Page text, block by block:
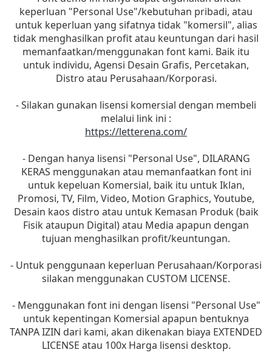
keperluan "Personal Use"/kebutuhan pribadi, atau
untuk keperluan yang sifatnya tidak "komersil", alias
tidak menghasilkan profit atau keuntungan dari hasil
memanfaatkan/menggunakan font kami. Baik itu
untuk individu, Agensi Desain Grafis, Percetakan,
Distro atau Perusahaan/Korporasi.
- Silakan gunakan lisensi komersial dengan membeli
melalui link ini :
https://letterena.com/
- Dengan hanya lisensi "Personal Use", DILARANG
KERAS menggunakan atau memanfaatkan font ini
untuk kepeluan Komersial, baik itu untuk Iklan,
Promosi, TV, Film, Video, Motion Graphics, Youtube,
Desain kaos distro atau untuk Kemasan Produk (baik
Fisik ataupun Digital) atau Media apapun dengan
tujuan menghasilkan profit/keuntungan.
- Untuk penggunaan keperluan Perusahaan/Korporasi
silakan menggunakan CUSTOM LICENSE.
- Menggunakan font ini dengan lisensi "Personal Use"
untuk kepentingan Komersial apapun bentuknya
TANPA IZIN dari kami, akan dikenakan biaya EXTENDED
LICENSE atau 100x Harga lisensi desktop.